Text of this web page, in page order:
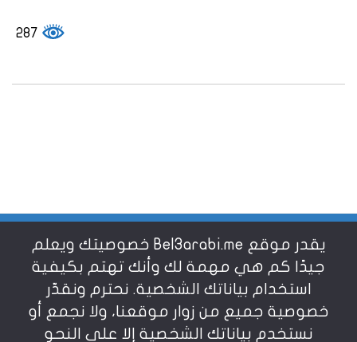
شروط الاستخدام
سياسة الخصوصية
يقدر موقع Bel3arabi.me خصوصيتك ويعلم
جيدًا كم هي مهمة لك وأنك تهتم بكيفية
استخدام بياناتك الشخصية. نحترم ونقدّر
خصوصية جميع من زوار موقعنا، ولا نجمع أو
نستخدم بياناتك الشخصية إلا على النحو